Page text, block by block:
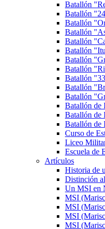
Batallón
Batallón
Batallón
Batallón
Batallón
Batallón
Batallón
Batallón
Batallón
Batallón
Batallón
Batallón de
Batallón de
Batallón de
Curso de
Liceo
Escuela de
Artículos
Historia de
Distinción
Un MSI en
MSI
MSI
MSI
MSI